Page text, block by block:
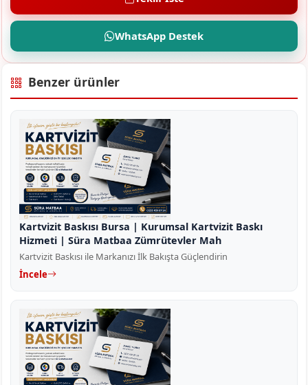
WhatsApp Destek
Benzer ürünler
Kartvizit Baskısı Bursa | Kurumsal Kartvizit Baskı
Hizmeti | Süra Matbaa Zümrütevler Mah
Kartvizit Baskısı ile Markanızı İlk Bakışta Güçlendirin
İncele